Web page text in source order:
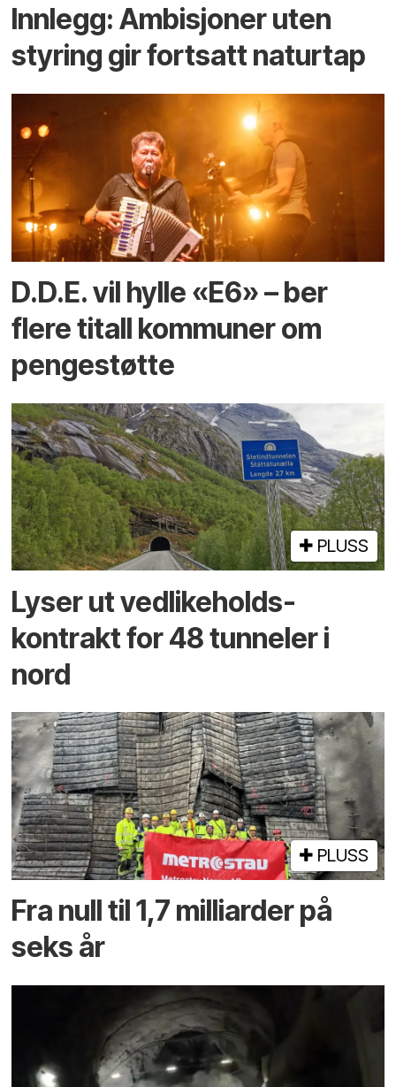
Innlegg: Ambisjoner uten
styring gir fortsatt naturtap
D.D.E. vil hylle «E6» – ber
flere titall kommuner om
pengestøtte
PLUSS
Lyser ut vedlikeholds­
kontrakt for 48 tunneler i
nord
PLUSS
Fra null til 1,7 milliarder på
seks år